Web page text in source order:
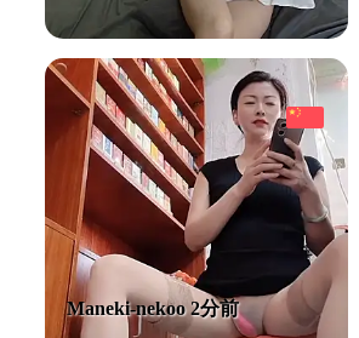
Maneki-nekoo 2分前